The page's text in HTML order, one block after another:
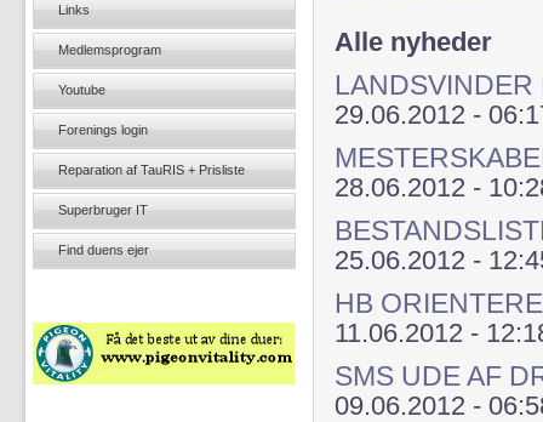
Alle nyheder
LANDSVINDER
29.06.2012 -
28.06.2012 -
25.06.2012 -
HB
11.06.2012 -
SMS UDE AF
09.06.2012 -
Links
Medlemsprogram
Youtube
Forenings login
Reparation af TauRIS + Prisliste
Superbruger IT
Find duens ejer